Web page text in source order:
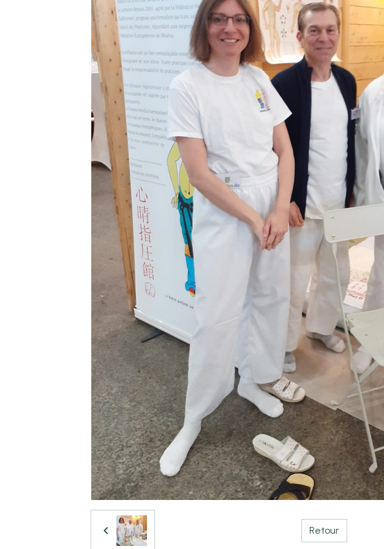
Retour